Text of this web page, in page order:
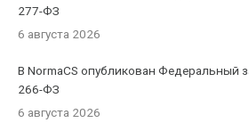
277-ФЗ
6 августа 2026
В NormaCS опубликован Федеральный
266-ФЗ
6 августа 2026